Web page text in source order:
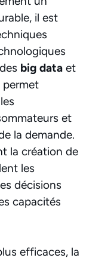
il est
big data et
permet
et
la demande.
la création de
les
décisions
capacités
efficaces, la